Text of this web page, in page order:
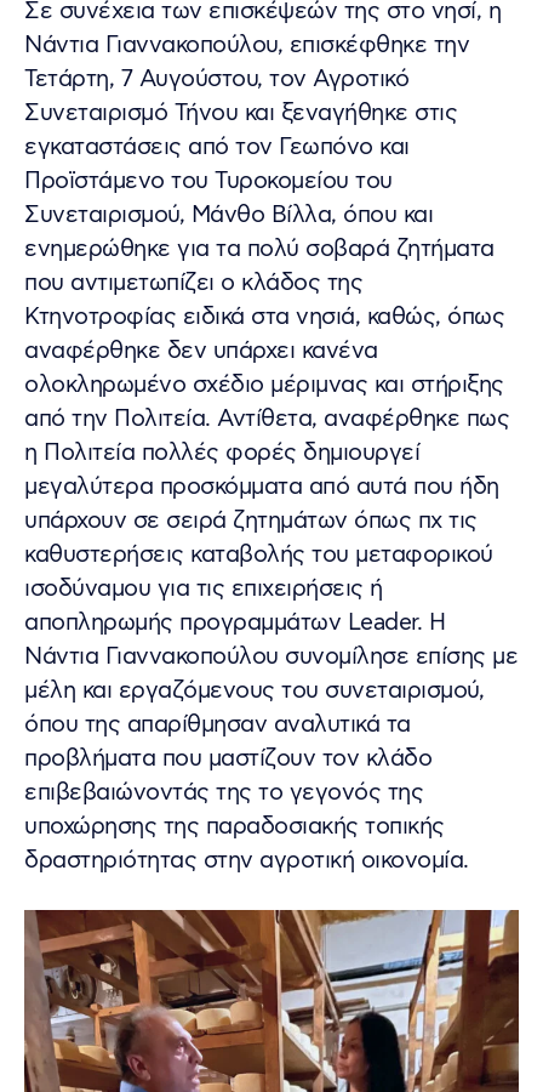
Σε συνέχεια των επισκέψεών της στο νησί, η
Νάντια Γιαννακοπούλου, επισκέφθηκε την
Τετάρτη, 7 Αυγούστου, τον Αγροτικό
Συνεταιρισμό Τήνου και ξεναγήθηκε στις
εγκαταστάσεις από τον Γεωπόνο και
Προϊστάμενο του Τυροκομείου του
Συνεταιρισμού, Μάνθο Βίλλα, όπου και
ενημερώθηκε για τα πολύ σοβαρά ζητήματα
που αντιμετωπίζει ο κλάδος της
Κτηνοτροφίας ειδικά στα νησιά, καθώς, όπως
αναφέρθηκε δεν υπάρχει κανένα
ολοκληρωμένο σχέδιο μέριμνας και στήριξης
από την Πολιτεία. Αντίθετα, αναφέρθηκε πως
η Πολιτεία πολλές φορές δημιουργεί
μεγαλύτερα προσκόμματα από αυτά που ήδη
υπάρχουν σε σειρά ζητημάτων όπως πχ τις
καθυστερήσεις καταβολής του μεταφορικού
ισοδύναμου για τις επιχειρήσεις ή
αποπληρωμής προγραμμάτων Leader. Η
Νάντια Γιαννακοπούλου συνομίλησε επίσης με
μέλη και εργαζόμενους του συνεταιρισμού,
όπου της απαρίθμησαν αναλυτικά τα
προβλήματα που μαστίζουν τον κλάδο
επιβεβαιώνοντάς της το γεγονός της
υποχώρησης της παραδοσιακής τοπικής
δραστηριότητας στην αγροτική οικονομία.